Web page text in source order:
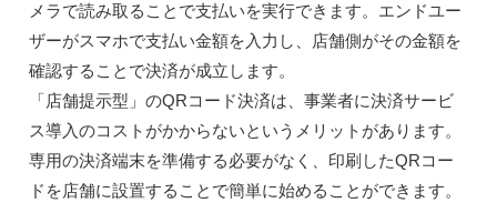
メラで読み取ることで支払いを実行できます。エンドユー
ザーがスマホで支払い金額を入力し、店舗側がその金額を
確認することで決済が成立します。
「店舗提示型」のQRコード決済は、事業者に決済サービ
ス導入のコストがかからないというメリットがあります。
専用の決済端末を準備する必要がなく、印刷したQRコー
ドを店舗に設置することで簡単に始めることができます。